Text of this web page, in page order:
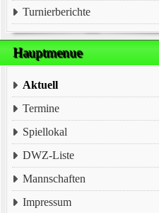
Turnierberichte
Hauptmenue
Aktuell
Termine
Spiellokal
DWZ-Liste
Mannschaften
Impressum